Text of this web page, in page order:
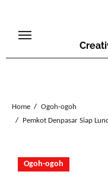
content
Home
Ogoh-ogoh
Pemkot Denpasar Siap
Ogoh-ogoh